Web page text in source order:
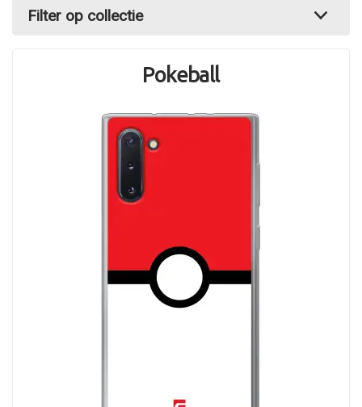
Filter op collectie
Pokeball